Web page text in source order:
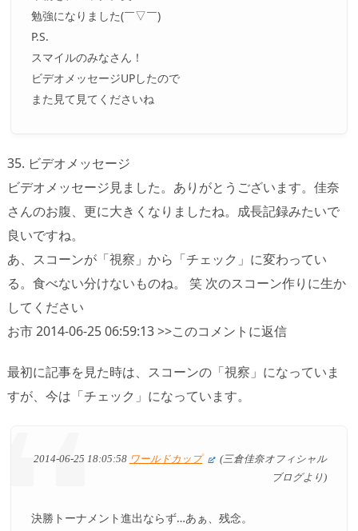
勉強になりました(￣▽￣)
P.S.
スマイルのみなさん！
ビデオメッセージUPしたので
また見て見てくださいね
35. ビデオメッセージ
ビデオメッセージ見ました。ありがとうございます。佳奈
さんのお腹、更に大きくなりましたね。成長記録みたいで
良いですね。
あ、スコーンが「視察」から「チェック」に変わってい
る。食べない分けないものね。 笑 次のスコーン作りに生か
してください
お市 2014-06-25 06:59:13 >>このコメントに返信
最初に記事を見た時は、スコーンの「視察」になっていま
すが、今は「チェック」になっています。
2014-06-25 18:05:58 ワールドカップ
(三倉佳奈オフィシャル
ブログより)
決勝トーナメント進出ならず…あぁ、残念。